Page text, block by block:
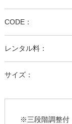
CODE：
レンタル料：
サイズ：
※三段階調整付